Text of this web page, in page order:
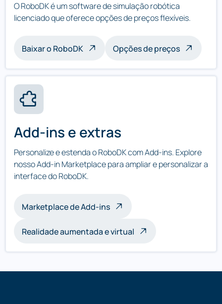
O RoboDK é um software de simulação robótica
licenciado que oferece opções de preços flexíveis.
Baixar o RoboDK Opções de preços
Add-ins e extras
Personalize e estenda o RoboDK com Add-ins. Explore
nosso Add-in Marketplace para ampliar e personalizar a
interface do RoboDK.
Marketplace de Add-ins
Realidade aumentada e virtual